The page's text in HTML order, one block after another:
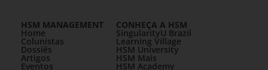
HSM MANAGEMENT
Home
Colunistas
Dossiês
Artigos
Eventos
CONHEÇA A HSM
SingularityU Brazil
Learning Village
HSM University
HSM Mais
HSM Academy